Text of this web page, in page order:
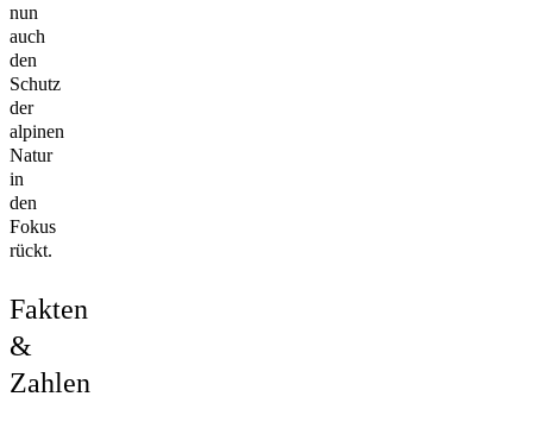
nun
auch
den
Schutz
der
alpinen
Natur
in
den
Fokus
rückt.
Fakten
&
Zahlen